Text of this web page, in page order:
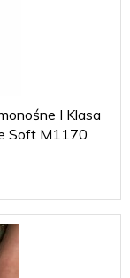
I Klasa
Soft M1170